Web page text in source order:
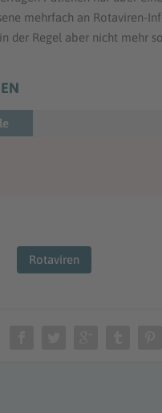
mehrfach an Rotaviren-
der Regel aber nicht mehr
Rotaviren